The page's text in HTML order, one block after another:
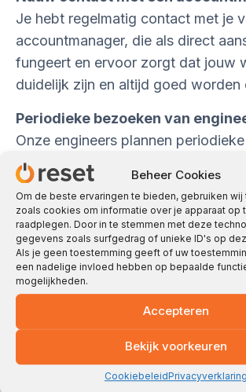
Beheer Cookies
Om de beste ervaringen te bieden, gebruiken
zoals cookies om informatie over je apparaat op
raadplegen. Door in te stemmen met deze
gegevens zoals surfgedrag of unieke ID's op
Als je geen toestemming geeft of uw
een nadelige invloed hebben op bepaalde
mogelijkheden.
Accepteren
Bekijk voorkeuren
CookiebeleidPrivacyverklaring
Je hebt regelmatig contact met je
accountmanager, die als direct
fungeert en ervoor zorgt dat jouw
duidelijk zijn en altijd goed
Periodieke bezoeken van
Onze engineers plannen
om de gezondheid van je systemen
controleren, proactieve updates uit
eventuele problemen ter plaatse
Storingen oplossen
Mochten er toch storingen
we voor een snelle en efficiënte
je zo min mogelijk hinder
Veiligheid en up-to-date
We zorgen ervoor dat alle
licenties continu up-to-date zijn, en